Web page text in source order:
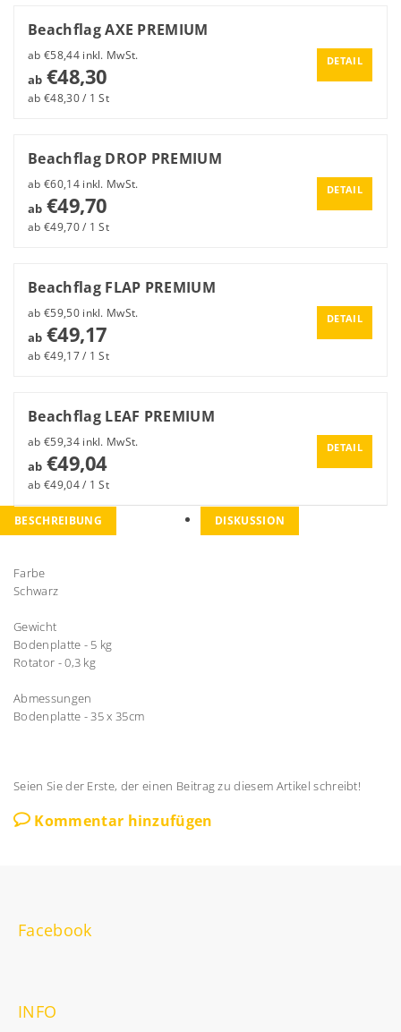
Beachflag AXE PREMIUM
ab €58,44 inkl. MwSt.
ab€48,30
ab €48,30 / 1 St
DETAIL
Beachflag DROP PREMIUM
ab €60,14 inkl. MwSt.
ab€49,70
ab €49,70 / 1 St
DETAIL
Beachflag FLAP PREMIUM
ab €59,50 inkl. MwSt.
ab€49,17
ab €49,17 / 1 St
DETAIL
Beachflag LEAF PREMIUM
ab €59,34 inkl. MwSt.
ab€49,04
ab €49,04 / 1 St
DETAIL
BESCHREIBUNG DISKUSSION
Farbe
Schwarz
Gewicht
Bodenplatte - 5 kg
Rotator - 0,3 kg
Abmessungen
Bodenplatte - 35 x 35cm
Seien Sie der Erste, der einen Beitrag zu diesem Artikel schreibt!
Kommentar hinzufügen
Facebook
INFO